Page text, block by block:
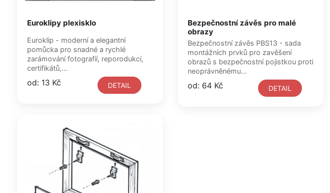
Euroklipy plexisklo
Euroklip - moderní a elegantní
pomůcka pro snadné a rychlé
zarámování fotografií, reporodukcí,
certifikátů,...
od: 13 Kč DETAIL
Bezpečnostní závěs pro malé
obrazy
Bezpečnostní závěs PBS13 - sada
montážních prvků pro zavěšení
obrazů s bezpečnostní pojistkou proti
neoprávněnému...
od: 64 Kč DETAIL